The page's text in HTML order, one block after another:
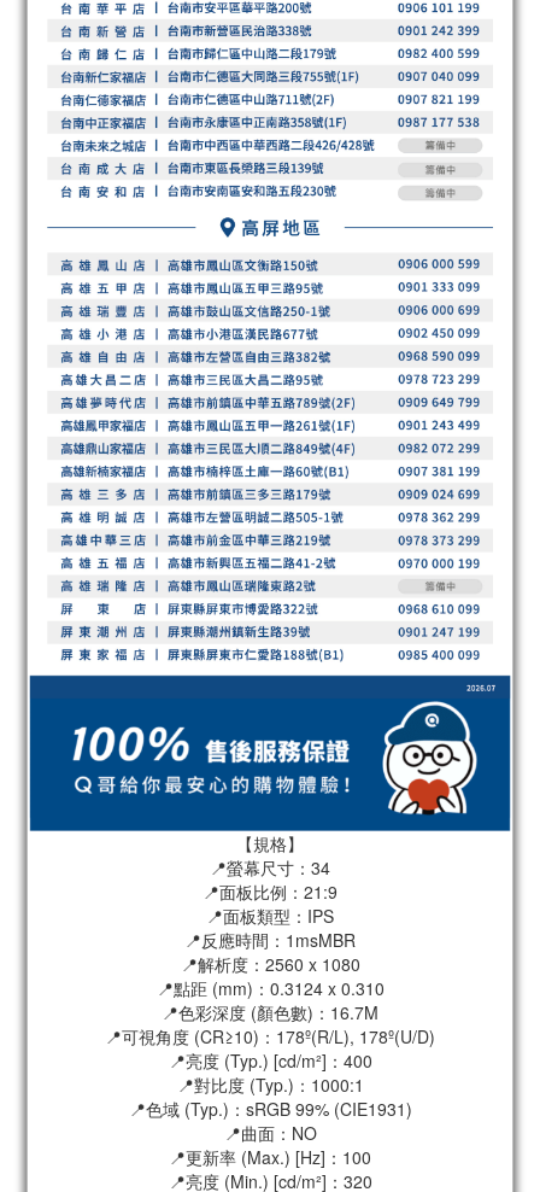
【規格】
📍螢幕尺寸：34
📍面板比例：21:9
📍面板類型：IPS
📍反應時間：1msMBR
📍解析度：2560 x 1080
📍點距 (mm)：0.3124 x 0.310
📍色彩深度 (顏色數)：16.7M
📍可視角度 (CR≥10)：178º(R/L), 178º(U/D)
📍亮度 (Typ.) [cd/m²]：400
📍對比度 (Typ.)：1000:1
📍色域 (Typ.)：sRGB 99% (CIE1931)
📍曲面：NO
📍更新率 (Max.) [Hz]：100
📍亮度 (Min.) [cd/m²]：320